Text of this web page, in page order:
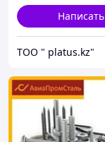
Написать
ТОО " platus.kz"